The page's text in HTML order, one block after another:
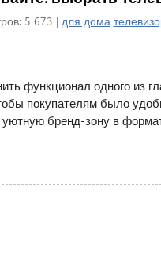
5 673 | для дома
функционал одного из
покупателям было
бренд-зону в